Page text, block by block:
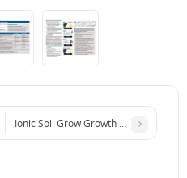
Technology (1L)
Ionic Soil Grow Growth Technology